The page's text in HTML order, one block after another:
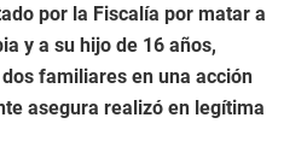
por la Fiscalía por matar a
y a su hijo de 16 años,
familiares en una acción
asegura realizó en legítima